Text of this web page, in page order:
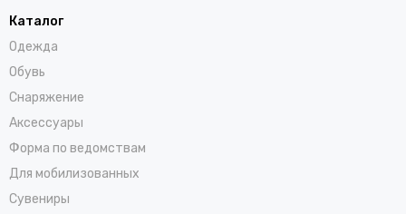
Каталог
Одежда
Обувь
Снаряжение
Аксессуары
Форма по ведомствам
Для мобилизованных
Сувениры